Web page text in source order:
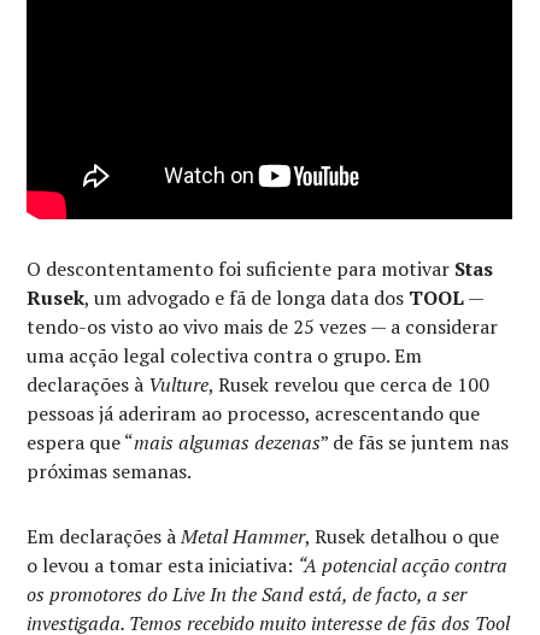
O descontentamento foi suficiente para motivar Stas
Rusek, um advogado e fã de longa data dos TOOL—
tendo-os visto ao vivo mais de 25 vezes — a considerar
uma acção legal colectiva contra o grupo. Em
declarações à Vulture, Rusek revelou que cerca de 100
pessoas já aderiram ao processo, acrescentando que
espera que “mais algumas dezenas” de fãs se juntem nas
próximas semanas.
Em declarações àMetal Hammer, Rusek detalhou o que
o levou a tomar esta iniciativa: “A potencial acção contra
os promotores do Live In the Sand está, de facto, a ser
investigada. Temos recebido muito interesse de fãs dos Tool